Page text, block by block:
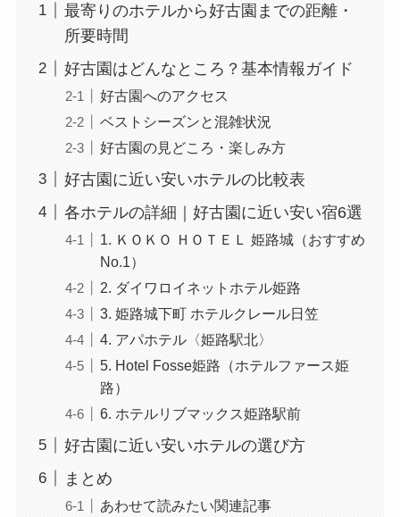
最寄りのホテルから好古園までの距離・
所要時間
好古園はどんなところ？基本情報ガイド
好古園へのアクセス
ベストシーズンと混雑状況
好古園の見どころ・楽しみ方
好古園に近い安いホテルの比較表
各ホテルの詳細｜好古園に近い安い宿6選
1. ＫＯＫＯ ＨＯＴＥＬ 姫路城（おすすめ
No.1）
2. ダイワロイネットホテル姫路
3. 姫路城下町 ホテルクレール日笠
4. アパホテル〈姫路駅北〉
5. Hotel Fosse姫路（ホテルファース姫
路）
6. ホテルリブマックス姫路駅前
好古園に近い安いホテルの選び方
まとめ
あわせて読みたい関連記事